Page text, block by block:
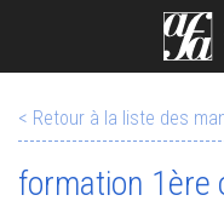
< Retour à la liste des
formation 1ère